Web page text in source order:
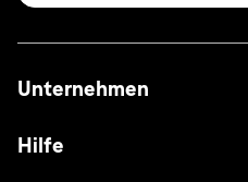
Unternehmen
Hilfe